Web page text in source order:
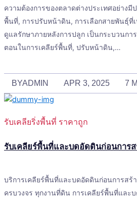
ความต้องการของตลาดต่างประเทศอย่างมี
พื้นที่, การปรับหน้าดิน, การเลือกสายพันธุ์ที่
ดูแลรักษาภายหลังการปลูก เป็นกระบวนกา
ตอนในการเคลียร์พื้นที่, ปรับหน้าดิน,…
BYADMIN APR 3, 2025 7
รับเคลียริ่งพื้นที่ ราคาถูก
รับเคลียร์พื้นที่และบดอัดดินก่อนการส
บริการเคลียร์พื้นที่และบดอัดดินก่อนการสร้
ครบวงจร ทุกงานที่ดิน การเคลียร์พื้นที่และ